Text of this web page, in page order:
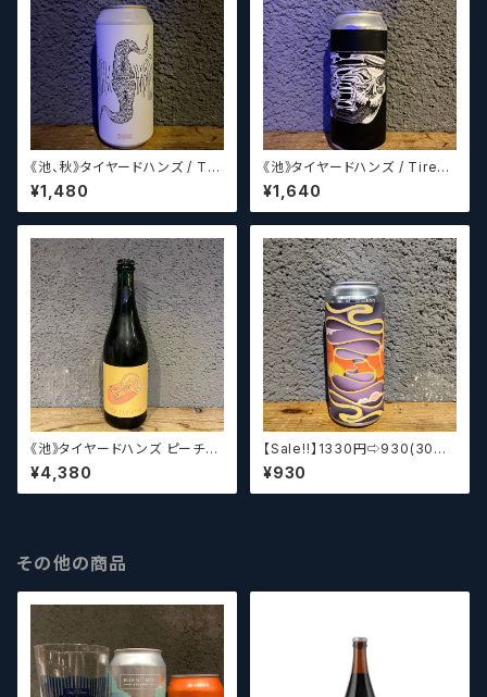
《池、秋》タイヤードハンズ / Tir
ed Hands Shambolic
¥1,480
《池》タイヤードハンズ / Tired
Hands Double Alien Churc
h
¥1,640
《池》タイヤードハンズ ピーチエ
ンドースド / Tired Hands Pe
ach Endoused 750ml
¥4,380
【Sale‼︎】1330円⇨930(30%o
ff)《池、秋》タイヤードハンズ タ
イニーマンションズ / Tired Ha
nds Tiny Mansions
¥930
その他の商品